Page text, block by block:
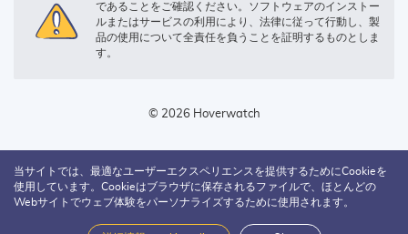
であることをご確認ください。ソフトウェアのインストー
ルまたはサービスの利用により、法律に従って行動し、製
品の使用について全責任を負うことを証明するものとしま
す。
© 2026 Hoverwatch
当サイトでは、最適なユーザーエクスペリエンスを提供するためにCookieを
使用しています。Cookieはブラウザに保存されるファイルで、ほとんどの
Webサイトでウェブ体験をパーソナライズするために使用されます。